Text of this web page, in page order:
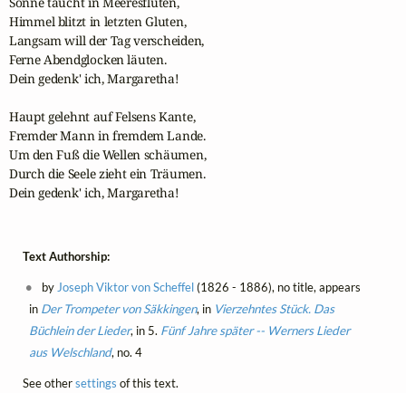
Himmel blitzt in letzten Gluten,
Langsam will der Tag verscheiden,
Ferne Abendglocken läuten.
Dein gedenk' ich, Margaretha!
Haupt gelehnt auf Felsens Kante,
Fremder Mann in fremdem Lande.
Um den Fuß die Wellen schäumen,
Durch die Seele zieht ein Träumen.
Dein gedenk' ich, Margaretha!
Text Authorship:
by Joseph Viktor von Scheffel(1826 - 1886), no title, appears
in Der Trompeter von Säkkingen, in Vierzehntes Stück. Das
Büchlein der Lieder, in 5. Fünf Jahre später -- Werners Lieder
aus Welschland, no. 4
See othersettings of this text.